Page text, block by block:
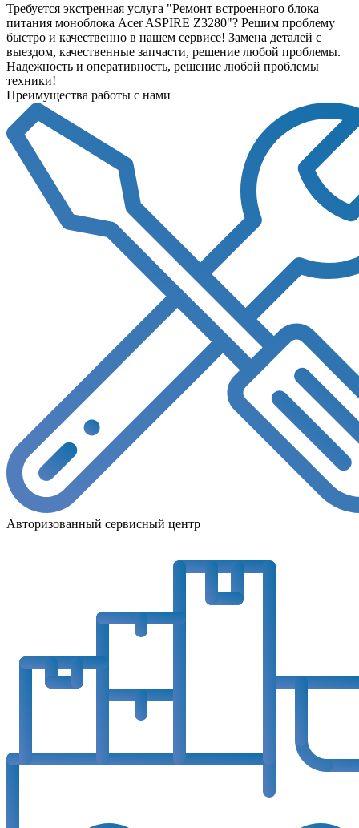
Требуется экстренная услуга "Ремонт встроенного блока
питания моноблока Acer ASPIRE Z3280"? Решим проблему
быстро и качественно в нашем сервисе! Замена деталей с
выездом, качественные запчасти, решение любой проблемы.
Надежность и оперативность, решение любой проблемы
техники!
Преимущества работы с нами
Авторизованный сервисный центр